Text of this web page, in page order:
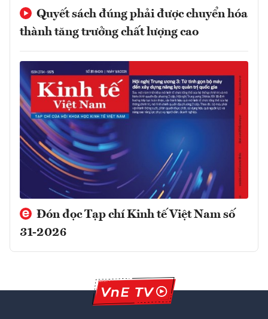
Quyết sách đúng phải được chuyển hóa
thành tăng trưởng chất lượng cao
Đón đọc Tạp chí Kinh tế Việt Nam số
31-2026